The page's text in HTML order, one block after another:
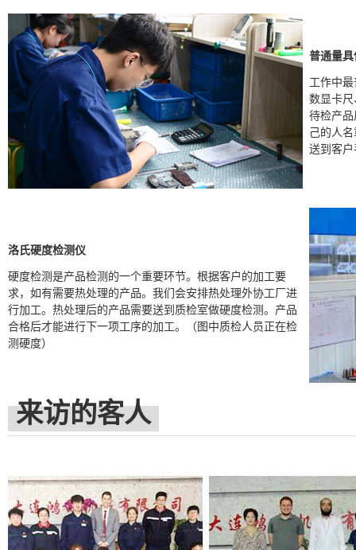
普通量具
工作中
数显卡
待检产
己的人
送到客
洛氏硬度检测仪
硬度检测是产品检测的一个重要环节。根据客户的加工要
求，如有需要热处理的产品。我们会安排热处理外协工厂进
行加工。热处理后的产品需要送到质检室做硬度检测。产品
合格后才能进行下一项工序的加工。（图中质检人员正在检
测硬度）
来访的客人